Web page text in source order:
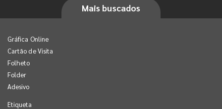
Mais buscados
Gráfica Online
Cartão de Visita
Folheto
Folder
Adesivo
Etiqueta